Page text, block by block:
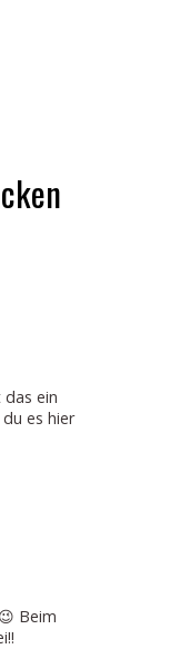
ein
es hier
Beim